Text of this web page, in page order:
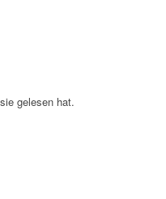
gelesen hat.